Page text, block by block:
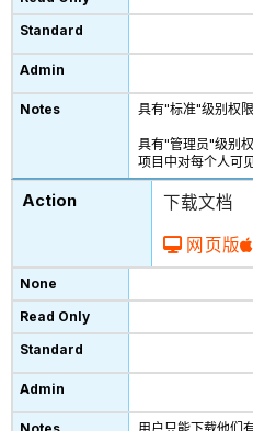
具有"标准"级别权
具有"管理员"级别
项目中对每个人可
下载文档
网页版